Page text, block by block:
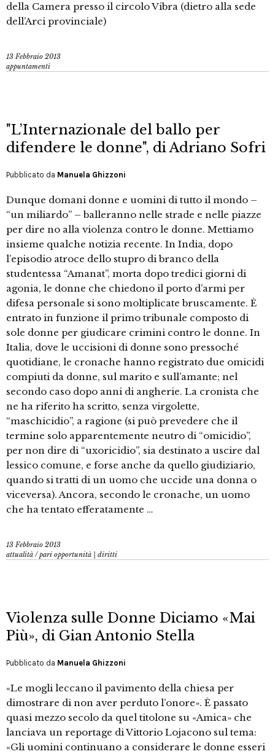
della Camera presso il circolo Vibra (dietro alla sede
dell’Arci provinciale)
13 Febbraio 2013
appuntamenti
"L’Internazionale del ballo per
difendere le donne", di Adriano Sofri
Pubblicato da Manuela Ghizzoni
Dunque domani donne e uomini di tutto il mondo –
“un miliardo” – balleranno nelle strade e nelle piazze
per dire no alla violenza contro le donne. Mettiamo
insieme qualche notizia recente. In India, dopo
l’episodio atroce dello stupro di branco della
studentessa “Amanat”, morta dopo tredici giorni di
agonia, le donne che chiedono il porto d’armi per
difesa personale si sono moltiplicate bruscamente. È
entrato in funzione il primo tribunale composto di
sole donne per giudicare crimini contro le donne. In
Italia, dove le uccisioni di donne sono pressoché
quotidiane, le cronache hanno registrato due omicidi
compiuti da donne, sul marito e sull’amante; nel
secondo caso dopo anni di angherie. La cronista che
ne ha riferito ha scritto, senza virgolette,
“maschicidio”, a ragione (si può prevedere che il
termine solo apparentemente neutro di “omicidio”,
per non dire di “uxoricidio”, sia destinato a uscire dal
lessico comune, e forse anche da quello giudiziario,
quando si tratti di un uomo che uccide una donna o
viceversa). Ancora, secondo le cronache, un uomo
che ha tentato efferatamente …
13 Febbraio 2013
attualità /pari opportunità | diritti
Violenza sulle Donne Diciamo «Mai
Più», di Gian Antonio Stella
Pubblicato da Manuela Ghizzoni
«Le mogli leccano il pavimento della chiesa per
dimostrare di non aver perduto l’onore». È passato
quasi mezzo secolo da quel titolone su «Amica» che
lanciava un reportage di Vittorio Lojacono sul tema:
«Gli uomini continuano a considerare le donne esseri